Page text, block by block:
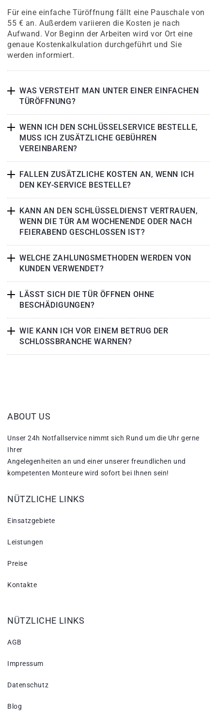
Für eine einfache Türöffnung fällt eine Pauschale von
55 € an. Außerdem variieren die Kosten je nach
Aufwand. Vor Beginn der Arbeiten wird vor Ort eine
genaue Kostenkalkulation durchgeführt und Sie
werden informiert.
WAS VERSTEHT MAN UNTER EINER EINFACHEN
TÜRÖFFNUNG?
WENN ICH DEN SCHLÜSSELSERVICE BESTELLE,
MUSS ICH ZUSÄTZLICHE GEBÜHREN
VEREINBAREN?
FALLEN ZUSÄTZLICHE KOSTEN AN, WENN ICH
DEN KEY-SERVICE BESTELLE?
KANN AN DEN SCHLÜSSELDIENST VERTRAUEN,
WENN DIE TÜR AM WOCHENENDE ODER NACH
FEIERABEND GESCHLOSSEN IST?
WELCHE ZAHLUNGSMETHODEN WERDEN VON
KUNDEN VERWENDET?
LÄSST SICH DIE TÜR ÖFFNEN OHNE
BESCHÄDIGUNGEN?
WIE KANN ICH VOR EINEM BETRUG DER
SCHLOSSBRANCHE WARNEN?
ABOUT US
Unser 24h Notfallservice nimmt sich Rund um die Uhr gerne
Ihrer
Angelegenheiten an und einer unserer freundlichen und
kompetenten Monteure wird sofort bei Ihnen sein!
NÜTZLICHE LINKS
Einsatzgebiete
Leistungen
Preise
Kontakte
NÜTZLICHE LINKS
AGB
Impressum
Datenschutz
Blog